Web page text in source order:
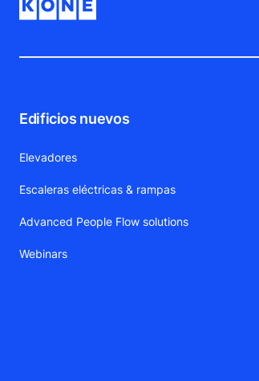
Edificios nuevos
Elevadores
Escaleras eléctricas & rampas
Advanced People Flow solutions
Webinars